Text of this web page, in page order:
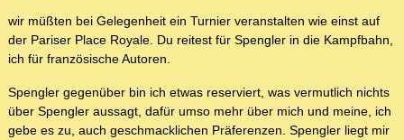
wir müßten bei Gelegenheit ein Turnier veranstalten wie einst auf
der Pariser Place Royale. Du reitest für Spengler in die Kampfbahn,
ich für französische Autoren.
Spengler gegenüber bin ich etwas reserviert, was vermutlich nichts
über Spengler aussagt, dafür umso mehr über mich und meine, ich
gebe es zu, auch geschmacklichen Präferenzen. Spengler liegt mir